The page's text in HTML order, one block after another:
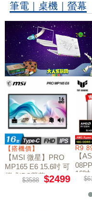
筆電｜桌機｜螢幕
W11
【搭機價】
【MSI 微星】PRO
MP165 E6 15.6吋 可
攜式IPS螢幕
$3588 $2499
R9
【
16吋
電